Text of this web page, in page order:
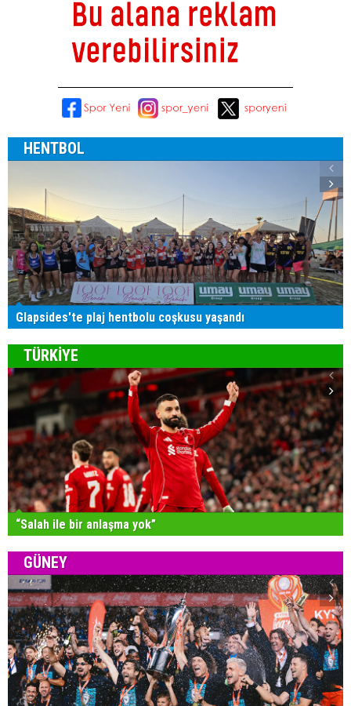
HENTBOL
Glapsides'te plaj hentbolu coşkusu yaşandı
TÜRKİYE
“Salah ile bir anlaşma yok”
GÜNEY